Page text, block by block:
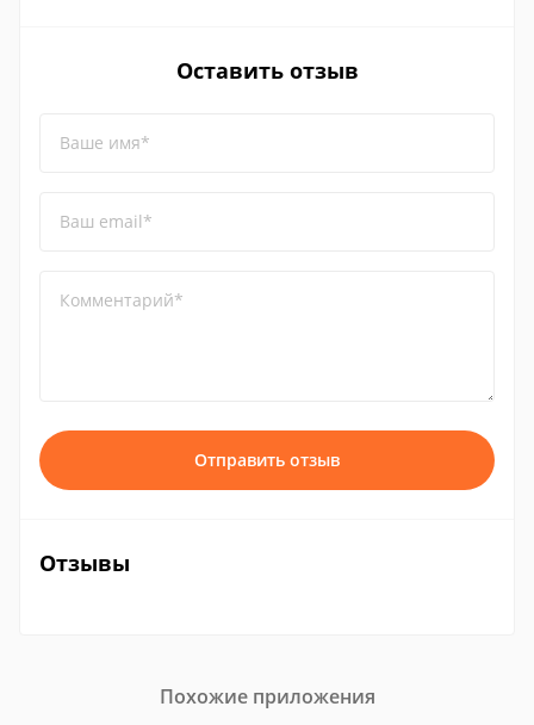
Оставить отзыв
Ваше имя*
Ваш email*
Комментарий*
Отправить отзыв
Отзывы
Похожие приложения